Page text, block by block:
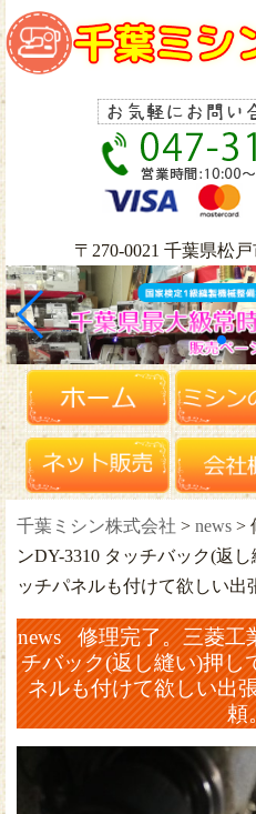
〒270-0021 千葉県松
千葉ミシン株式会社 > news >
ンDY-3310 タッチバック(返
ッチパネルも付けて欲しい出
news 修理完了。三菱工
チバック(返し縫い)押し
ネルも付けて欲しい出
頼